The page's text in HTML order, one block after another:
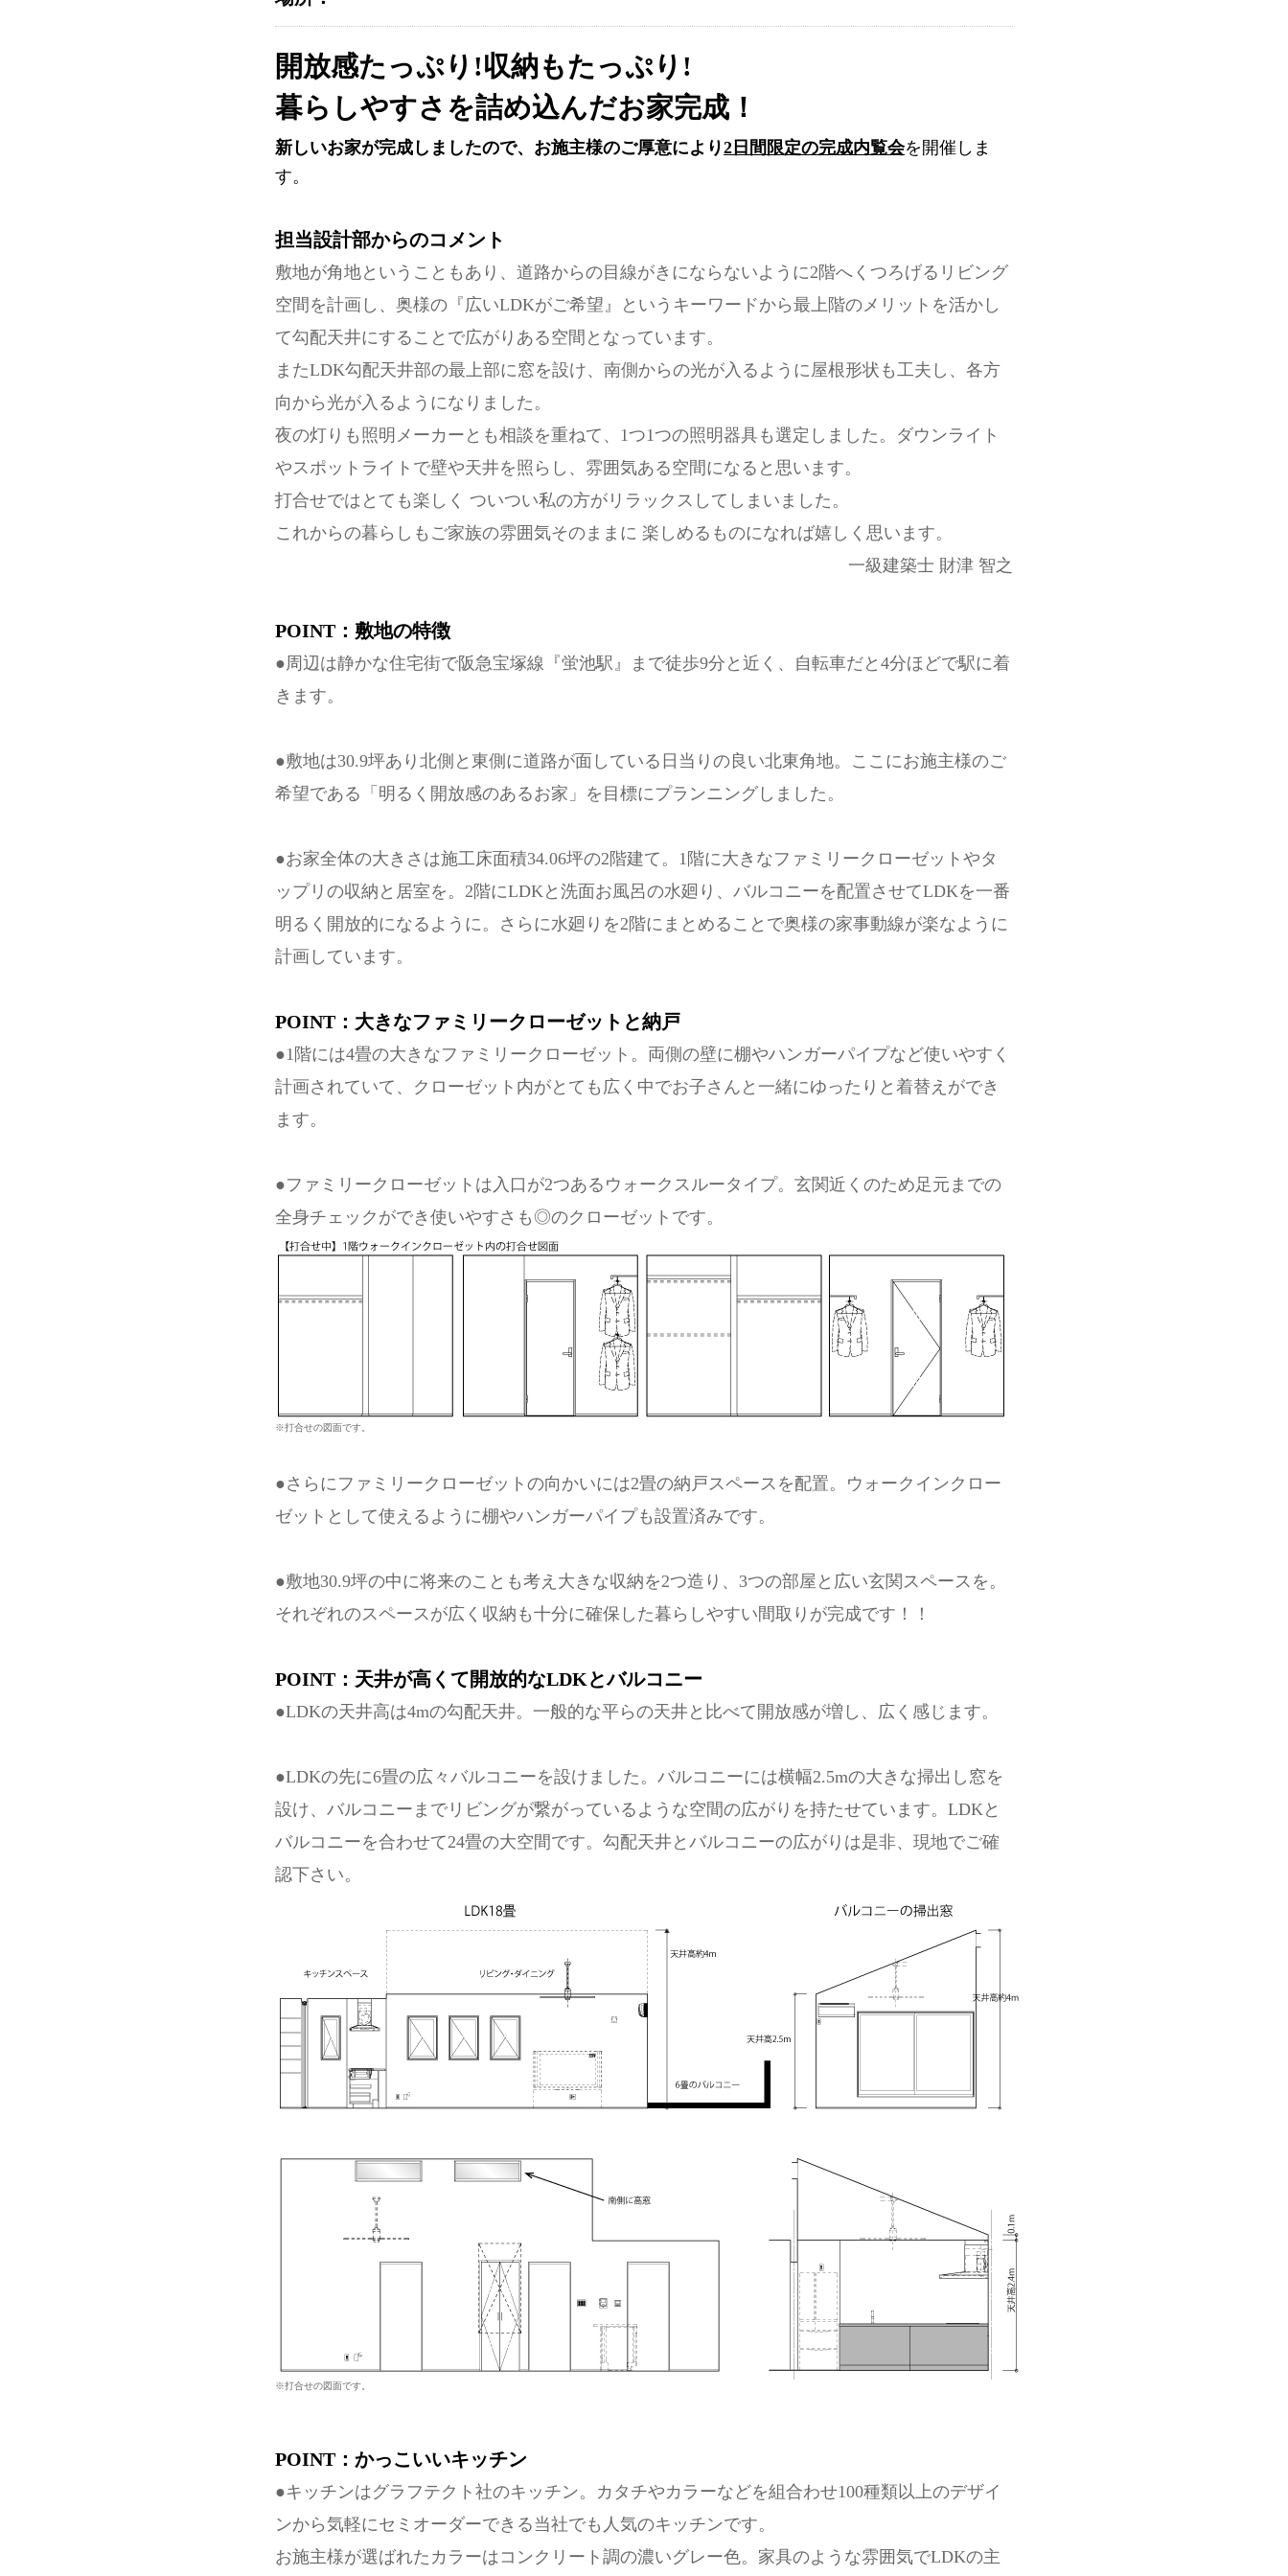
開放感たっぷり!収納もたっぷり!
暮らしやすさを詰め込んだお家完成！
新しいお家が完成しましたので、お施主様のご厚意により2日間限定の完成内覧会を開催しま
す。
担当設計部からのコメント
敷地が角地ということもあり、道路からの目線がきにならないように2階へくつろげるリビング
空間を計画し、奥様の『広いLDKがご希望』というキーワードから最上階のメリットを活かし
て勾配天井にすることで広がりある空間となっています。
またLDK勾配天井部の最上部に窓を設け、南側からの光が入るように屋根形状も工夫し、各方
向から光が入るようになりました。
夜の灯りも照明メーカーとも相談を重ねて、1つ1つの照明器具も選定しました。ダウンライト
やスポットライトで壁や天井を照らし、雰囲気ある空間になると思います。
打合せではとても楽しく ついつい私の方がリラックスしてしまいました。
これからの暮らしもご家族の雰囲気そのままに 楽しめるものになれば嬉しく思います。
一級建築士 財津 智之
POINT：敷地の特徴
●周辺は静かな住宅街で阪急宝塚線『蛍池駅』まで徒歩9分と近く、自転車だと4分ほどで駅に着
きます。
●敷地は30.9坪あり北側と東側に道路が面している日当りの良い北東角地。ここにお施主様のご
希望である「明るく開放感のあるお家」を目標にプランニングしました。
●お家全体の大きさは施工床面積34.06坪の2階建て。1階に大きなファミリークローゼットやタ
ップリの収納と居室を。2階にLDKと洗面お風呂の水廻り、バルコニーを配置させてLDKを一番
明るく開放的になるように。さらに水廻りを2階にまとめることで奥様の家事動線が楽なように
計画しています。
POINT：大きなファミリークローゼットと納戸
●1階には4畳の大きなファミリークローゼット。両側の壁に棚やハンガーパイプなど使いやすく
計画されていて、クローゼット内がとても広く中でお子さんと一緒にゆったりと着替えができ
ます。
●ファミリークローゼットは入口が2つあるウォークスルータイプ。玄関近くのため足元までの
全身チェックができ使いやすさも◎のクローゼットです。
※打合せの図面です。
●さらにファミリークローゼットの向かいには2畳の納戸スペースを配置。ウォークインクロー
ゼットとして使えるように棚やハンガーパイプも設置済みです。
●敷地30.9坪の中に将来のことも考え大きな収納を2つ造り、3つの部屋と広い玄関スペースを。
それぞれのスペースが広く収納も十分に確保した暮らしやすい間取りが完成です！！
POINT：天井が高くて開放的なLDKとバルコニー
●LDKの天井高は4mの勾配天井。一般的な平らの天井と比べて開放感が増し、広く感じます。
●LDKの先に6畳の広々バルコニーを設けました。バルコニーには横幅2.5mの大きな掃出し窓を
設け、バルコニーまでリビングが繋がっているような空間の広がりを持たせています。LDKと
バルコニーを合わせて24畳の大空間です。勾配天井とバルコニーの広がりは是非、現地でご確
認下さい。
※打合せの図面です。
POINT：かっこいいキッチン
●キッチンはグラフテクト社のキッチン。カタチやカラーなどを組合わせ100種類以上のデザイ
ンから気軽にセミオーダーできる当社でも人気のキッチンです。
お施主様が選ばれたカラーはコンクリート調の濃いグレー色。家具のような雰囲気でLDKの主